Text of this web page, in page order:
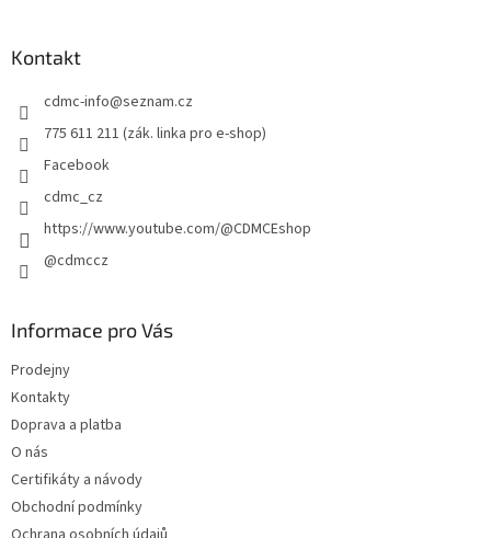
Kontakt
cdmc-info@seznam.cz
775 611 211 (zák. linka pro e-shop)
Facebook
cdmc_cz
https://www.youtube.com/@CDMCEshop
@cdmccz
Informace pro Vás
Prodejny
Kontakty
Doprava a platba
O nás
Certifikáty a návody
Obchodní podmínky